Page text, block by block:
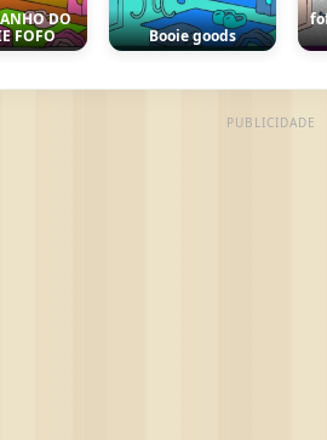
DO
Booie goods
PUBLICIDADE